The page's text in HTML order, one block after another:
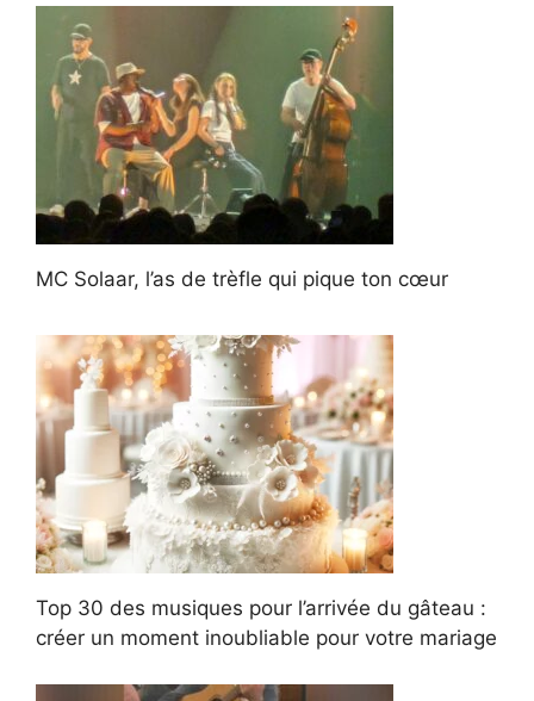
MC Solaar, l’as de trèfle qui pique ton cœur
Top 30 des musiques pour l’arrivée du gâteau :
créer un moment inoubliable pour votre mariage